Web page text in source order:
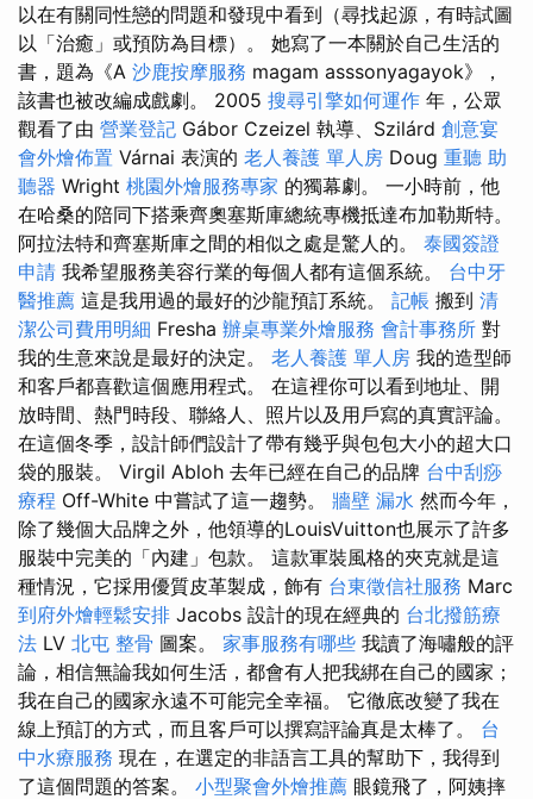
以在有關同性戀的問題和發現中看到（尋找起源，有時試圖
以「治癒」或預防為目標）。 她寫了一本關於自己生活的
書，題為《A 沙鹿按摩服務 magam asssonyagayok》，
該書也被改編成戲劇。 2005 搜尋引擎如何運作 年，公眾
觀看了由 營業登記 Gábor Czeizel 執導、Szilárd 創意宴
會外燴佈置 Várnai 表演的 老人養護 單人房 Doug 重聽 助
聽器 Wright 桃園外燴服務專家 的獨幕劇。 一小時前，他
在哈桑的陪同下搭乘齊奧塞斯庫總統專機抵達布加勒斯特。
阿拉法特和齊塞斯庫之間的相似之處是驚人的。 泰國簽證
申請 我希望服務美容行業的每個人都有這個系統。 台中牙
醫推薦 這是我用過的最好的沙龍預訂系統。 記帳 搬到 清
潔公司費用明細 Fresha 辦桌專業外燴服務 會計事務所 對
我的生意來說是最好的決定。 老人養護 單人房 我的造型師
和客戶都喜歡這個應用程式。 在這裡你可以看到地址、開
放時間、熱門時段、聯絡人、照片以及用戶寫的真實評論。
在這個冬季，設計師們設計了帶有幾乎與包包大小的超大口
袋的服裝。 Virgil Abloh 去年已經在自己的​​品牌 台中刮痧
療程 Off-White 中嘗試了這一趨勢。 牆壁 漏水 然而今年，
除了幾個大品牌之外，他領導的LouisVuitton也展示了許多
服裝中完美的「內建」包款。 這款軍裝風格的夾克就是這
種情況，它採用優質皮革製成，飾有 台東徵信社服務 Marc
到府外燴輕鬆安排 Jacobs 設計的現在經典的 台北撥筋療
法 LV 北屯 整骨 圖案。 家事服務有哪些 我讀了海嘯般的評
論，相信無論我如何生活，都會有人把我綁在自己的國家；
我在自己的國家永遠不可能完全幸福。 它徹底改變了我在
線上預訂的方式，而且客戶可以撰寫評論真是太棒了。 台
中水療服務 現在，在選定的非語言工具的幫助下，我得到
了這個問題的答案。 小型聚會外燴推薦 眼鏡飛了，阿姨摔